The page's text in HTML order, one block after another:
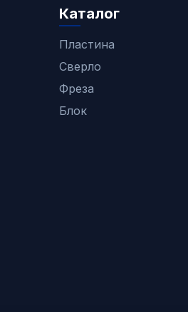
Каталог
Пластина
Сверло
Фреза
Блок